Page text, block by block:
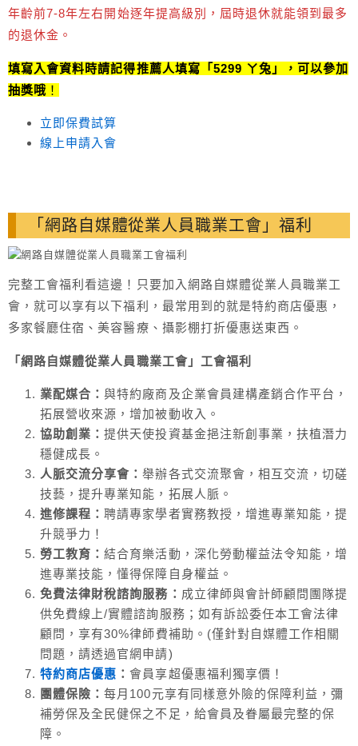
年齡前7-8年左右開始逐年提高級別，屆時退休就能領到最多
的退休金。
填寫入會資料時請記得推薦人填寫「5299 ㄚ兔」，可以參加
抽獎哦 ！
立即保費試算
線上申請入會
「網路自媒體從業人員職業工會」福利
完整工會福利看這邊！只要加入網路自媒體從業人員職業工
會，就可以享有以下福利，最常用到的就是特約商店優惠，
多家餐廳住宿、美容醫療、攝影棚打折優惠送東西。
「網路自媒體從業人員職業工會」工會福利
業配媒合：與特約廠商及企業會員建構產銷合作平台，
拓展營收來源，增加被動收入。
協助創業：提供天使投資基金挹注新創事業，扶植潛力
穩健成長。
人脈交流分享會：舉辦各式交流聚會，相互交流，切磋
技藝，提升專業知能，拓展人脈。
進修課程：聘請專家學者實務教授，增進專業知能，提
升競爭力！
勞工教育：結合育樂活動，深化勞動權益法令知能，增
進專業技能，懂得保障自身權益。
免費法律財稅諮詢服務： 成立律師與會計師顧問團隊提
供免費線上/實體諮詢服務；如有訴訟委任本工會法律
顧問，享有30%律師費補助。(僅針對自媒體工作相關
問題，請透過官網申請)
特約商店優惠 ：會員享超優惠福利獨享價！
團體保險：每月100元享有同樣意外險的保障利益，彌
補勞保及全民健保之不足，給會員及眷屬最完整的保
障。